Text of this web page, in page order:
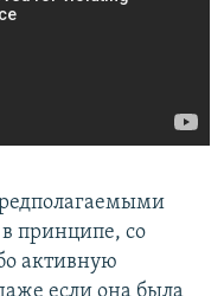
принципе, со
активную